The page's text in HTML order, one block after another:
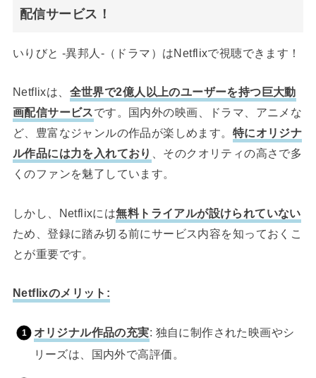
配信サービス！
いりびと -異邦人-（ドラマ）はNetflixで視聴できます！
Netflixは、 全世界で2億人以上のユーザーを持つ巨大動
画配信サービスです。国内外の映画、ドラマ、アニメな
ど、豊富なジャンルの作品が楽しめます。 特にオリジナ
ル作品には力を入れており
、そのクオリティの高さで多
くのファンを魅了しています。
しかし、Netflixには無料トライアルが設けられていない
ため、登録に踏み切る前にサービス内容を知っておくこ
とが重要です。
Netflixのメリット:
オリジナル作品の充実: 独自に制作された映画やシ
リーズは、国内外で高評価。